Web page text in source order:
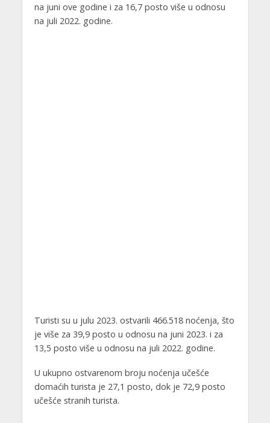
na juni ove godine i za 16,7 posto više u odnosu
na juli 2022. godine.
Turisti su u julu 2023. ostvarili 466.518 noćenja, što
je više za 39,9 posto u odnosu na juni 2023. i za
13,5 posto više u odnosu na juli 2022. godine.
U ukupno ostvarenom broju noćenja učešće
domaćih turista je 27,1 posto, dok je 72,9 posto
učešće stranih turista.